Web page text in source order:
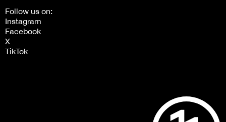
Follow us on:
Instagram
Facebook
X
TikTok